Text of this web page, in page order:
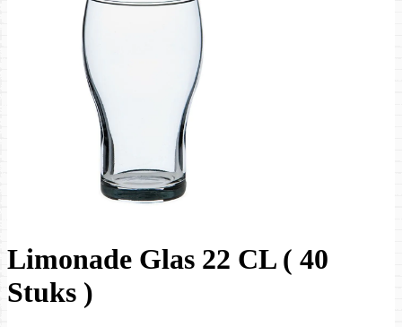
Limonade Glas 22 CL ( 40
Stuks )